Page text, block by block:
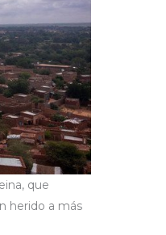
que
herido a más